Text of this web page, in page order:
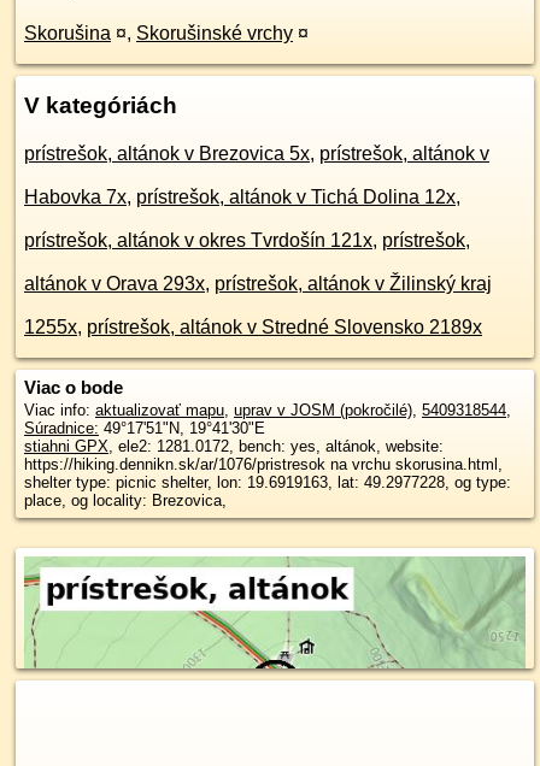
Skorušina ¤, Skorušinské vrchy ¤
V kategóriách
prístrešok, altánok v Brezovica 5x, prístrešok, altánok v
Habovka 7x, prístrešok, altánok v Tichá Dolina 12x,
prístrešok, altánok v okres Tvrdošín 121x, prístrešok,
altánok v Orava 293x, prístrešok, altánok v Žilinský kraj
1255x, prístrešok, altánok v Stredné Slovensko 2189x
Viac o bode
Viac info: aktualizovať mapu, uprav v JOSM (pokročilé), 5409318544,
Súradnice: 49°17'51"N, 19°41'30"E
stiahni GPX, ele2: 1281.0172, bench: yes, altánok, website:
https://hiking.dennikn.sk/ar/1076/pristresok na vrchu skorusina.html,
shelter type: picnic shelter, lon: 19.6919163, lat: 49.2977228, og type:
place, og locality: Brezovica,